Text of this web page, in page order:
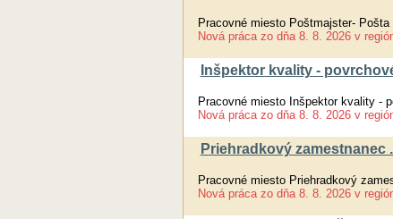
Pracovné miesto Poštmajster- Pošta
Nová práca zo dňa 8. 8. 2026 v
Inšpektor kvality -
Pracovné miesto Inšpektor kvality -
Nová práca zo dňa 8. 8. 2026 v
Priehradkový zamestnanec
Pracovné miesto Priehradkový
Nová práca zo dňa 8. 8. 2026 v